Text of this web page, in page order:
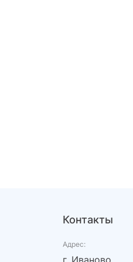
Контакты
Адрес:
г. Иваново